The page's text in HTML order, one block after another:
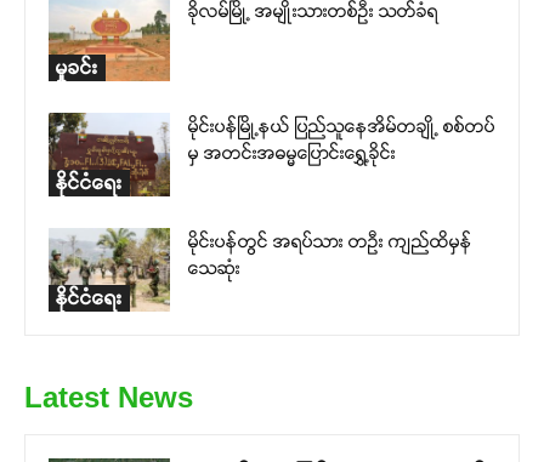
မှုခင်း
ခိုလမ်မြို့ အမျိုးသားတစ်ဦး သတ်ခံရ
နိုင်ငံရေး
မိုင်းပန်မြို့နယ် ပြည်သူနေအိမ်တချို့ စစ်တပ်
မှ အတင်းအဓမ္မပြောင်းရွှေ့ခိုင်း
နိုင်ငံရေး
မိုင်းပန်တွင် အရပ်သား တဦး ကျည်ထိမှန်
သေဆုံး
Latest News